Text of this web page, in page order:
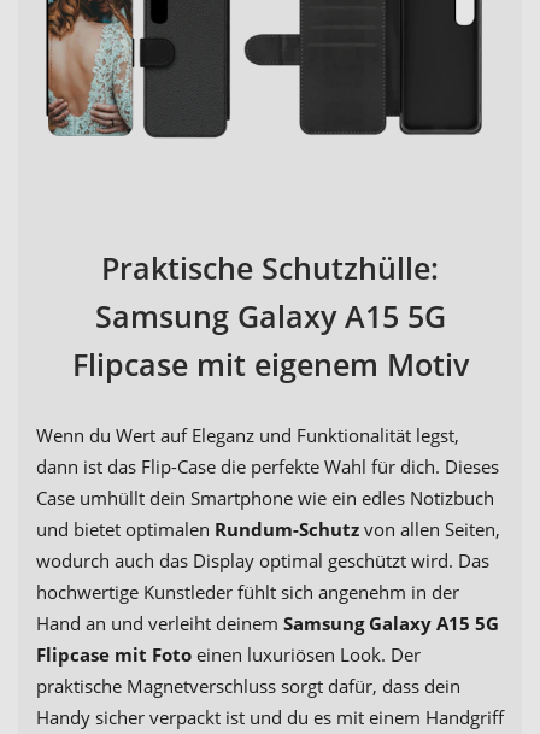
Praktische Schutzhülle:
Samsung Galaxy A15 5G
Flipcase mit eigenem Motiv
Wenn du Wert auf Eleganz und Funktionalität legst,
dann ist das Flip-Case die perfekte Wahl für dich. Dieses
Case umhüllt dein Smartphone wie ein edles Notizbuch
und bietet optimalen Rundum-Schutz von allen Seiten,
wodurch auch das Display optimal geschützt wird. Das
hochwertige Kunstleder fühlt sich angenehm in der
Hand an und verleiht deinem Samsung Galaxy A15 5G
Flipcase mit Foto einen luxuriösen Look. Der
praktische Magnetverschluss sorgt dafür, dass dein
Handy sicher verpackt ist und du es mit einem Handgriff